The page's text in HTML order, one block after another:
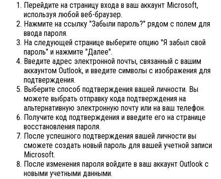
Перейдите на страницу входа в ваш аккаунт Microsoft,
используя любой веб-браузер.
Нажмите на ссылку "Забыли пароль?" рядом с полем для
ввода пароля.
На следующей странице выберите опцию "Я забыл свой
пароль" и нажмите "Далее".
Введите адрес электронной почты, связанный с вашим
аккаунтом Outlook, и введите символы с изображения для
подтверждения.
Выберите способ подтверждения вашей личности. Вы
можете выбрать отправку кода подтверждения на
альтернативную электронную почту или на ваш телефон.
Получите код подтверждения и введите его на странице
восстановления пароля.
После успешного подтверждения вашей личности вы
сможете создать новый пароль для вашей учетной записи
Microsoft.
После изменения пароля войдите в ваш аккаунт Outlook с
новыми учетными данными.